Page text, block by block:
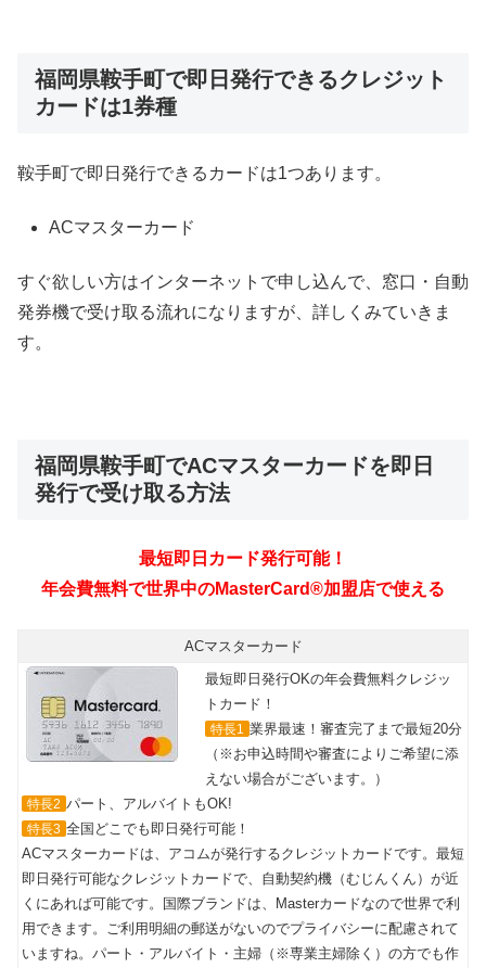
福岡県鞍手町で即日発行できるクレジット
カードは1券種
鞍手町で即日発行できるカードは1つあります。
ACマスターカード
すぐ欲しい方はインターネットで申し込んで、窓口・自動
発券機で受け取る流れになりますが、詳しくみていきま
す。
福岡県鞍手町でACマスターカードを即日
発行で受け取る方法
ACマスターカード
最短即日発行OKの年会費無料クレジッ
トカード！
特長1 業界最速！審査完了まで最短20分
（※お申込時間や審査によりご希望に添
えない場合がございます。）
特長2 パート、アルバイトもOK!
特長3 全国どこでも即日発行可能！
ACマスターカードは、アコムが発行するクレジットカードです。最短
即日発行可能なクレジットカードで、自動契約機（むじんくん）が近
くにあれば可能です。国際ブランドは、Masterカードなので世界で利
用できます。ご利用明細の郵送がないのでプライバシーに配慮されて
いますね。パート・アルバイト・主婦（※専業主婦除く）の方でも作